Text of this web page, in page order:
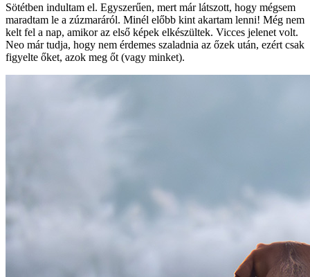
Sötétben indultam el. Egyszerűen, mert már látszott, hogy mégsem
maradtam le a zúzmaráról. Minél előbb kint akartam lenni! Még nem
kelt fel a nap, amikor az első képek elkészültek. Vicces jelenet volt.
Neo már tudja, hogy nem érdemes szaladnia az őzek után, ezért csak
figyelte őket, azok meg őt (vagy minket).